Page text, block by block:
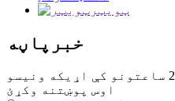
ټویټر
خبرپاڼه
اوس پوښتنه وکړئ